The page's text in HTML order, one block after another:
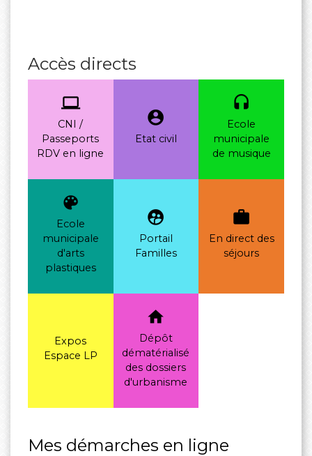
Accès directs
computer
CNI /
Passeports
RDV en ligne
account_circle
Etat civil
headset
Ecole
municipale
de musique
color_lens
Ecole
municipale
d'arts
plastiques
supervised_user_circle
Portail
Familles
work
En direct des
séjours
Expos
Espace LP
home
Dépôt
dématérialisé
des dossiers
d'urbanisme
Mes démarches en ligne